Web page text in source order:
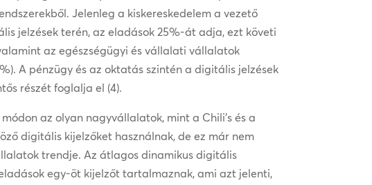
Jelenleg a kiskereskedelem a vezető
jelzések terén, az eladások 25%-át adja, ezt követi
az egészségügyi és vállalati vállalatok
A pénzügy és az oktatás szintén a digitális jelzések
részét foglalja el (4).
az olyan nagyvállalatok, mint a Chili’s és a
digitális kijelzőket használnak, de ez már nem
trendje. Az átlagos dinamikus digitális
egy-öt kijelzőt tartalmaznak, ami azt jelenti,